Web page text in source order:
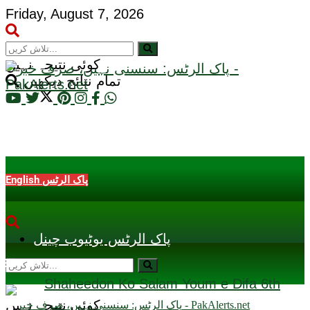
Friday, August 7, 2026
کوئی نتیجہ نہیں
تمام نتائج دیکھیں
English پاک الرٹس
پاک الرٹس یوٹیوب چینل
کوئی نتیجہ نہیں